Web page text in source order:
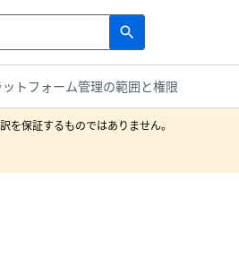
search
Search
トフォーム管理の範囲と権限
を保証するものではありません。